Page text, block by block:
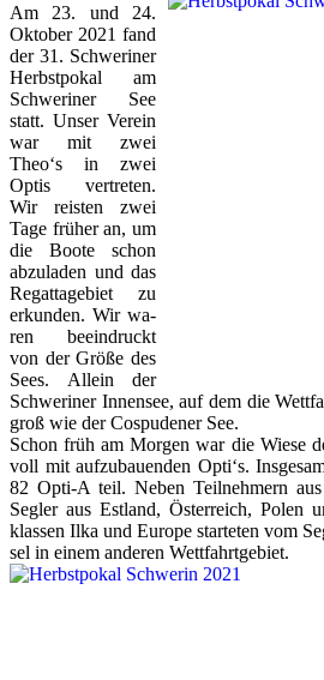
Am 23. und 24.
Ok­to­ber 2021 fand
der 31. Schwe­ri­ner
Herbst­po­kal am
Schwe­ri­ner See
statt. Un­ser Ver­ein
war mit zwei
Theo‘s in zwei
Op­tis ver­tre­ten.
Wir reis­ten zwei
Ta­ge frü­her an, um
die Boo­te schon
ab­zu­la­den und das
Re­gat­ta­ge­biet zu
er­kun­den. Wir wa­
ren be­ein­druckt
von der Grö­ße des
Sees. Al­lein der
Schwe­ri­ner In­nen­see, auf dem die
groß wie der Cospu­de­ner See.
Schon früh am Mor­gen war die Wie­se
voll mit auf­zu­bau­en­den Op­ti‘s.
82 Op­ti-A teil. Ne­ben Teil­neh­mern
Seg­ler aus Est­land, Ös­ter­reich, Po­len
klas­sen Il­ka und Eu­ro­pe star­te­ten vom
sel in ei­nem an­de­ren Wett­fahrt­ge­biet.